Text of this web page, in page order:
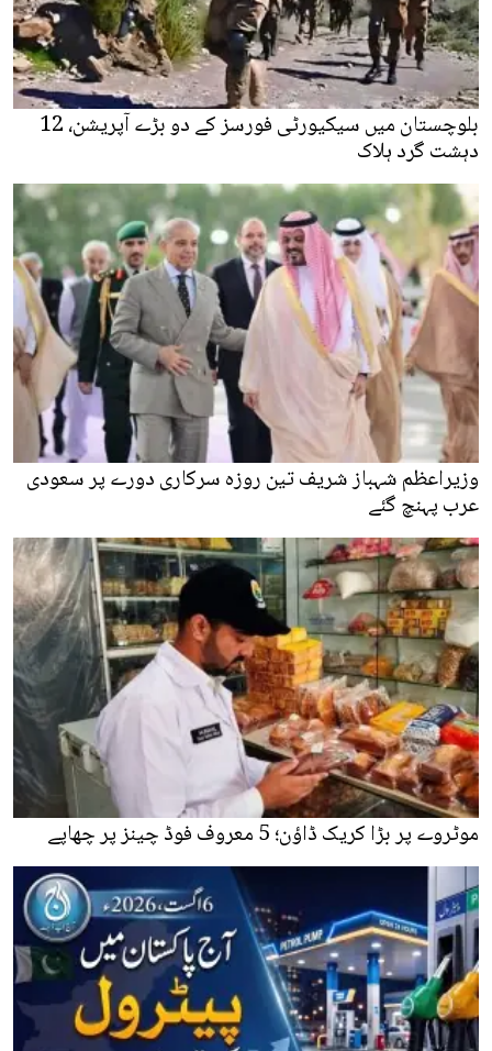
بلوچستان میں سیکیورٹی فورسز کے دو بڑے آپریشن، 12
دہشت گرد ہلاک
وزیراعظم شہباز شریف تین روزہ سرکاری دورے پر سعودی
عرب پہنچ گئے
موٹروے پر بڑا کریک ڈاؤن؛ 5 معروف فوڈ چینز پر چھاپے